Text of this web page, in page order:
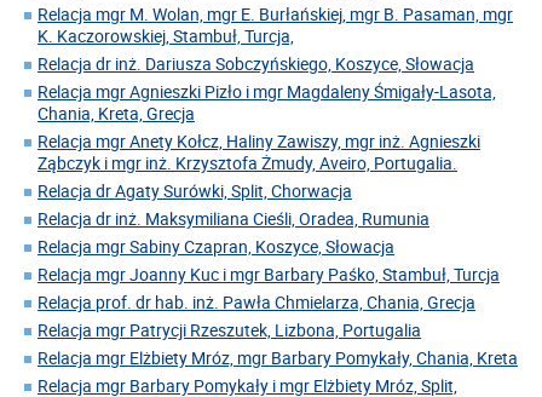
Relacja mgr M. Wolan, mgr E. Burłańskiej, mgr B. Pasaman, mgr
K. Kaczorowskiej, Stambuł, Turcja,
Relacja dr inż. Dariusza Sobczyńskiego, Koszyce, Słowacja
Relacja mgr Agnieszki Pizło i mgr Magdaleny Śmigały-Lasota,
Chania, Kreta, Grecja
Relacja mgr Anety Kołcz, Haliny Zawiszy, mgr inż. Agnieszki
Ząbczyk i mgr inż. Krzysztofa Żmudy, Aveiro, Portugalia.
Relacja dr Agaty Surówki, Split, Chorwacja
Relacja dr inż. Maksymiliana Cieśli, Oradea, Rumunia
Relacja mgr Sabiny Czapran, Koszyce, Słowacja
Relacja mgr Joanny Kuc i mgr Barbary Paśko, Stambuł, Turcja
Relacja prof. dr hab. inż. Pawła Chmielarza, Chania, Grecja
Relacja mgr Patrycji Rzeszutek, Lizbona, Portugalia
Relacja mgr Elżbiety Mróz, mgr Barbary Pomykały, Chania, Kreta
Relacja mgr Barbary Pomykały i mgr Elżbiety Mróz, Split,